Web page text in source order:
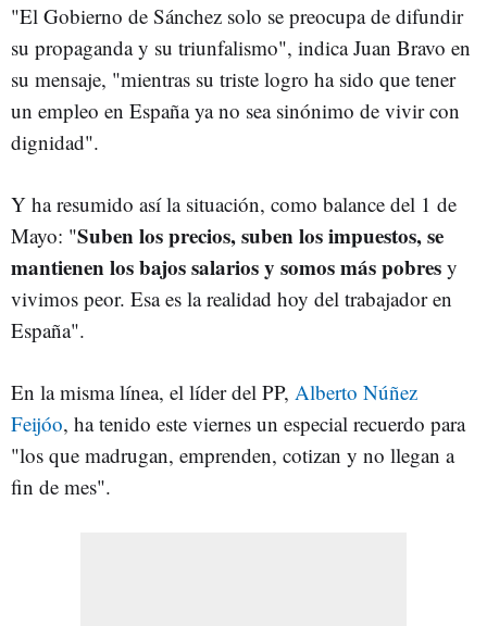
"El Gobierno de Sánchez solo se preocupa de difundir
su propaganda y su triunfalismo", indica Juan Bravo en
su mensaje, "mientras su triste logro ha sido que tener
un empleo en España ya no sea sinónimo de vivir con
dignidad".
Y ha resumido así la situación, como balance del 1 de
Mayo: "Suben los precios, suben los impuestos, se
mantienen los bajos salarios y somos más pobres y
vivimos peor. Esa es la realidad hoy del trabajador en
España".
En la misma línea, el líder del PP, Alberto Núñez
Feijóo, ha tenido este viernes un especial recuerdo para
"los que madrugan, emprenden, cotizan y no llegan a
fin de mes".